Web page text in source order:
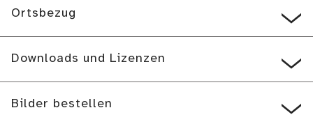
Ortsbezug
Downloads und Lizenzen
Bilder bestellen